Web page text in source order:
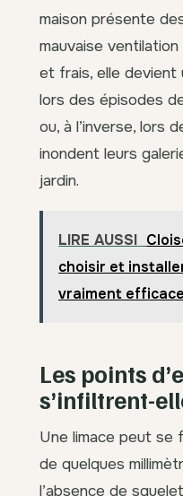
maison présente
mauvaise
et frais, elle devient
lors des épisodes
ou, à l’inverse, lors
inondent leurs
jardin.
LIRE AUSSI
choisir et
vraiment efficace
Les points
s’infiltrent-
Une limace peut se
de quelques
l’absence de